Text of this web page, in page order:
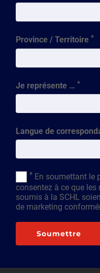
Province / Territoire *
Je représente … *
Langue de
* En soumettant le
consentez à ce que
soumis à la SCHL
de marketing
Soumettre